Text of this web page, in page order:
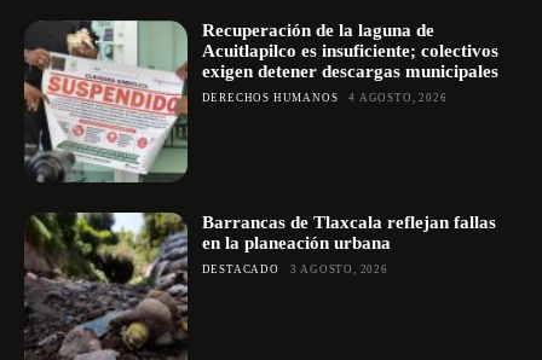
Recuperación de la laguna de
Acuitlapilco es insuficiente; colectivos
exigen detener descargas municipales
DERECHOS HUMANOS 4 AGOSTO, 2026
Barrancas de Tlaxcala reflejan fallas
en la planeación urbana
DESTACADO 3 AGOSTO, 2026